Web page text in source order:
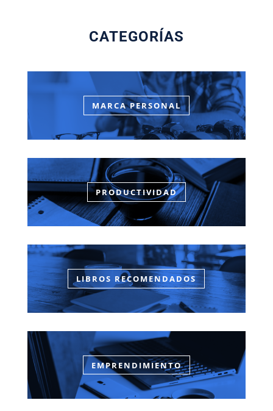
CATEGORÍAS
MARCA PERSONAL
PRODUCTIVIDAD
LIBROS RECOMENDADOS
EMPRENDIMIENTO